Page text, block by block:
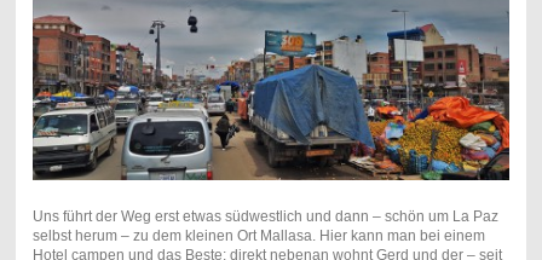
Uns führt der Weg erst etwas südwestlich und dann – schön um La Paz
selbst herum – zu dem kleinen Ort Mallasa. Hier kann man bei einem
Hotel campen und das Beste: direkt nebenan wohnt Gerd und der – seit